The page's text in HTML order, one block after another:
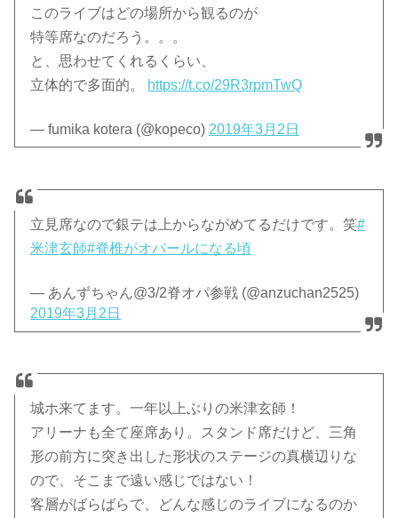
このライブはどの場所から観るのが
特等席なのだろう。。。
と、思わせてくれるくらい、
立体的で多面的。
https://t.co/29R3rpmTwQ
— fumika kotera (@kopeco) 2019年3月2日
立見席なので銀テは上からながめてるだけです。笑#
米津玄師#脊椎がオパールになる頃
— あんずちゃん@3/2脊オパ参戦 (@anzuchan2525)
2019年3月2日
城ホ来てます。一年以上ぶりの米津玄師！
アリーナも全て座席あり。スタンド席だけど、三角
形の前方に突き出した形状のステージの真横辺りな
ので、そこまで遠い感じではない！
客層がばらばらで、どんな感じのライブになるのか